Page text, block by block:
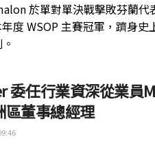
於單對單決戰擊敗芬蘭代
度 WSOP 主賽冠軍，躋身史
委任行業資深從業員
董事總經理